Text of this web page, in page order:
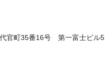
官町35番16号　第一富士ビル5